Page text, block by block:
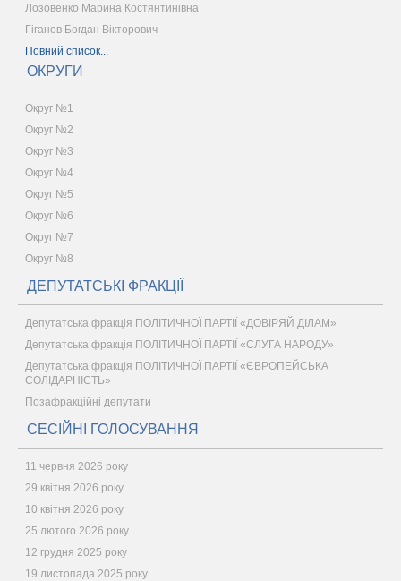
Лозовенко Марина Костянтинівна
Гіганов Богдан Вікторович
Повний список...
ОКРУГИ
Округ №1
Округ №2
Округ №3
Округ №4
Округ №5
Округ №6
Округ №7
Округ №8
ДЕПУТАТСЬКІ ФРАКЦІЇ
Депутатська фракція ПОЛІТИЧНОЇ ПАРТІЇ «ДОВІРЯЙ ДІЛАМ»
Депутатська фракція ПОЛІТИЧНОЇ ПАРТІЇ «СЛУГА НАРОДУ»
Депутатська фракція ПОЛІТИЧНОЇ ПАРТІЇ «ЄВРОПЕЙСЬКА
СОЛІДАРНІСТЬ»
Позафракційні депутати
СЕСІЙНІ ГОЛОСУВАННЯ
11 червня 2026 року
29 квітня 2026 року
10 квітня 2026 року
25 лютого 2026 року
12 грудня 2025 року
19 листопада 2025 року